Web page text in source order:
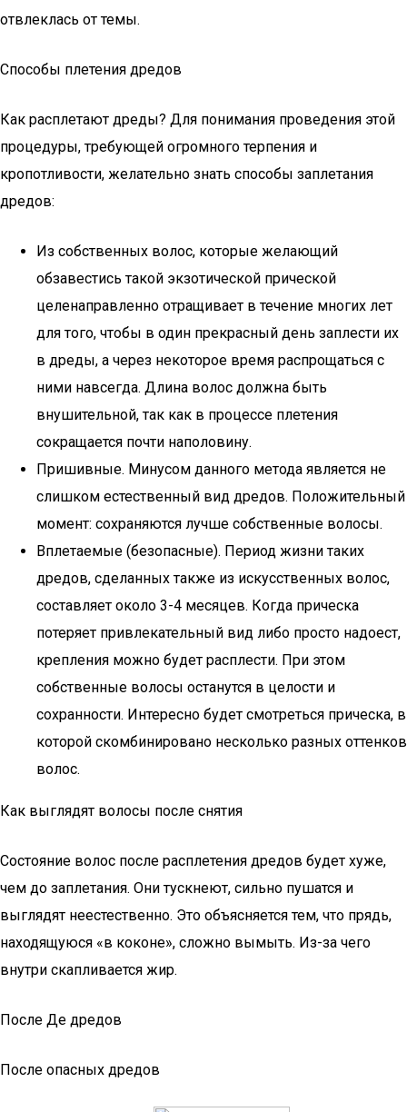
отвлеклась от темы.
Способы плетения дредов
Как расплетают дреды? Для понимания проведения этой
процедуры, требующей огромного терпения и
кропотливости, желательно знать способы заплетания
дредов:
Из собственных волос, которые желающий
обзавестись такой экзотической прической
целенаправленно отращивает в течение многих лет
для того, чтобы в один прекрасный день заплести их
в дреды, а через некоторое время распрощаться с
ними навсегда. Длина волос должна быть
внушительной, так как в процессе плетения
сокращается почти наполовину.
Пришивные. Минусом данного метода является не
слишком естественный вид дредов. Положительный
момент: сохраняются лучше собственные волосы.
Вплетаемые (безопасные). Период жизни таких
дредов, сделанных также из искусственных волос,
составляет около 3-4 месяцев. Когда прическа
потеряет привлекательный вид либо просто надоест,
крепления можно будет расплести. При этом
собственные волосы останутся в целости и
сохранности. Интересно будет смотреться прическа, в
которой скомбинировано несколько разных оттенков
волос.
Как выглядят волосы после снятия
Состояние волос после расплетения дредов будет хуже,
чем до заплетания. Они тускнеют, сильно пушатся и
выглядят неестественно. Это объясняется тем, что прядь,
находящуюся «в коконе», сложно вымыть. Из-за чего
внутри скапливается жир.
После Де дредов
После опасных дредов